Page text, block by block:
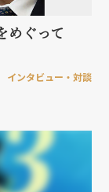
めぐって
インタビュー・対談